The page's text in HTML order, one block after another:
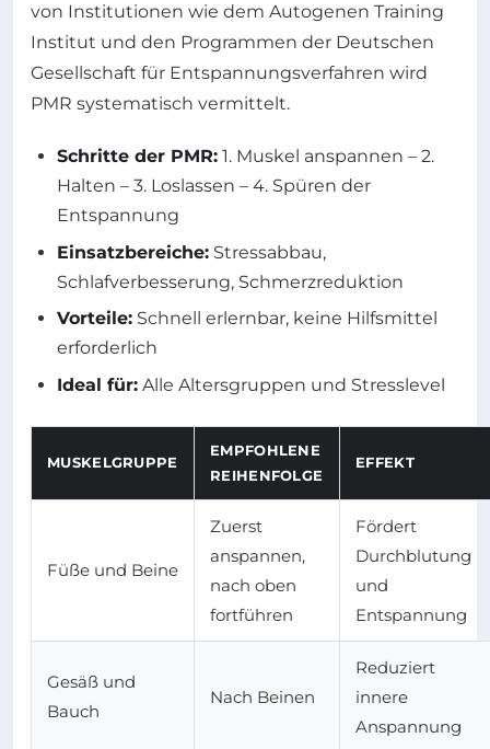
von Institutionen wie dem Autogenen Training
Institut und den Programmen der Deutschen
Gesellschaft für Entspannungsverfahren wird
PMR systematisch vermittelt.
Schritte der PMR: 1. Muskel anspannen – 2.
Halten – 3. Loslassen – 4. Spüren der
Entspannung
Einsatzbereiche: Stressabbau,
Schlafverbesserung, Schmerzreduktion
Vorteile: Schnell erlernbar, keine Hilfsmittel
erforderlich
Ideal für: Alle Altersgruppen und Stresslevel
MUSKELGRUPPE
EMPFOHLENE
REIHENFOLGE
EFFEKT
Füße und Beine
Zuerst
anspannen,
nach oben
fortführen
Fördert
Durchblutung
und
Entspannung
Gesäß und
Bauch
Nach Beinen
Reduziert
innere
Anspannung